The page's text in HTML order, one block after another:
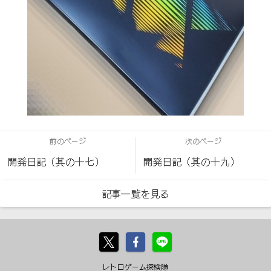
前のページ
開発日記（其の十七）
次のページ
開発日記（其の十九）
記事一覧を見る
レトロゲーム探検隊